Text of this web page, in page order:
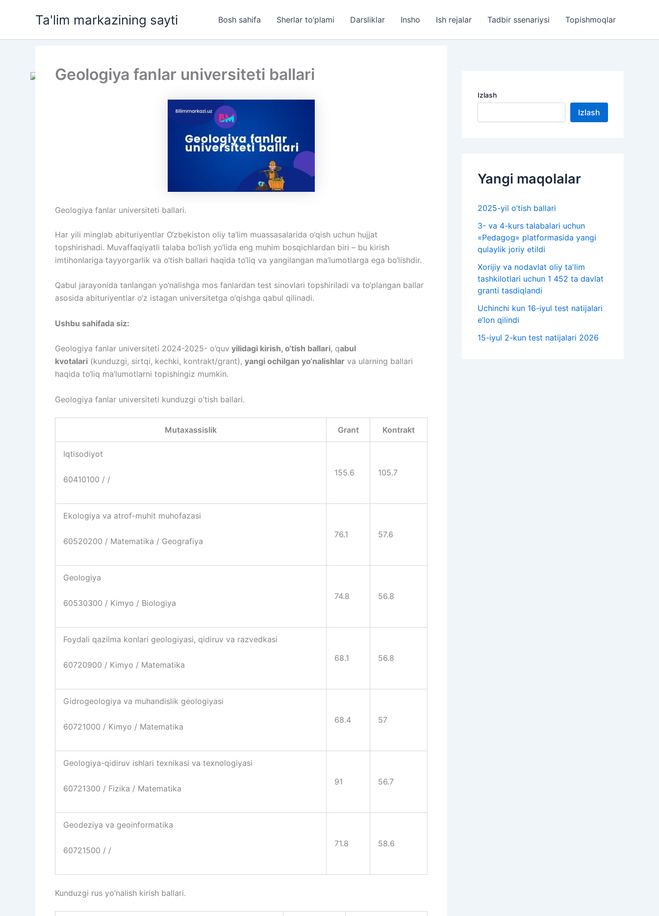
Ta'lim markazining sayti Bosh sahifa Sherlar to’plami Darsliklar Insho Ish rejalar Tadbir ssenariysi Topishmoqlar
Geologiya fanlar universiteti ballari
Geologiya fanlar universiteti ballari.
Har yili minglab abituriyentlar O‘zbekiston oliy ta’lim muassasalarida o‘qish uchun hujjat
topshirishadi. Muvaffaqiyatli talaba bo‘lish yo‘lida eng muhim bosqichlardan biri – bu kirish
imtihonlariga tayyorgarlik va o‘tish ballari haqida to‘liq va yangilangan ma’lumotlarga ega bo‘lishdir.
Qabul jarayonida tanlangan yo‘nalishga mos fanlardan test sinovlari topshiriladi va to‘plangan ballar
asosida abituriyentlar o‘z istagan universitetga o‘qishga qabul qilinadi.
Ushbu sahifada siz:
Geologiya fanlar universiteti 2024-2025- o’quv yilidagi kirish, o‘tish ballari, qabul
kvotalari (kunduzgi, sirtqi, kechki, kontrakt/grant), yangi ochilgan yo‘nalishlar va ularning ballari
haqida to‘liq ma’lumotlarni topishingiz mumkin.
Geologiya fanlar universiteti kunduzgi o’tish ballari.
Mutaxassislik Grant Kontrakt
Iqtisodiyot
60410100 / /
155.6 105.7
Ekologiya va atrof-muhit muhofazasi
60520200 / Matematika / Geografiya
76.1 57.6
Geologiya
60530300 / Kimyo / Biologiya
74.8 56.8
Foydali qazilma konlari geologiyasi, qidiruv va razvedkasi
60720900 / Kimyo / Matematika
68.1 56.8
Gidrogeologiya va muhandislik geologiyasi
60721000 / Kimyo / Matematika
68.4 57
Geologiya-qidiruv ishlari texnikasi va texnologiyasi
60721300 / Fizika / Matematika
91 56.7
Geodeziya va geoinformatika
60721500 / /
71.8 58.6
Kunduzgi rus yo’nalish kirish ballari.
Izlash
Izlash
Yangi maqolalar
2025-yil o’tish ballari
3- va 4-kurs talabalari uchun
«Pedagog» platformasida yangi
qulaylik joriy etildi
Xorijiy va nodavlat oliy taʼlim
tashkilotlari uchun 1 452 ta davlat
granti tasdiqlandi
Uchinchi kun 16-iyul test natijalari
e’lon qilindi
15-iyul 2-kun test natijalari 2026